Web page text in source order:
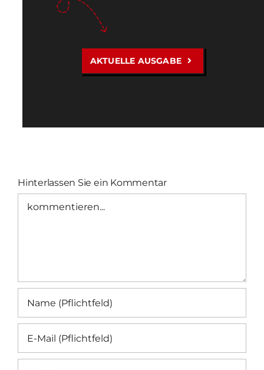
AKTUELLE AUSGABE
Hinterlassen Sie ein Kommentar
Kommentar